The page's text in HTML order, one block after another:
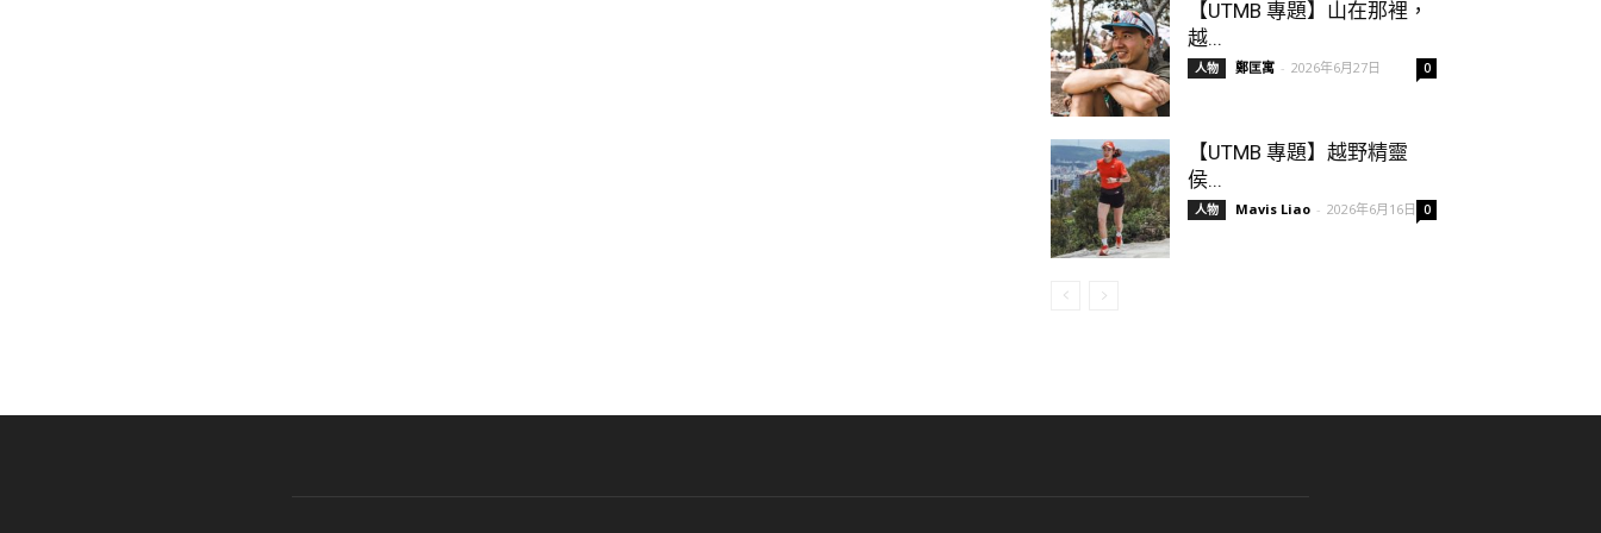
【UTMB 專題】山在那裡，
越...
人物 鄭匡寓 - 2026年6月27日 0
【UTMB 專題】越野精靈
侯...
人物 Mavis Liao - 2026年6月16日 0